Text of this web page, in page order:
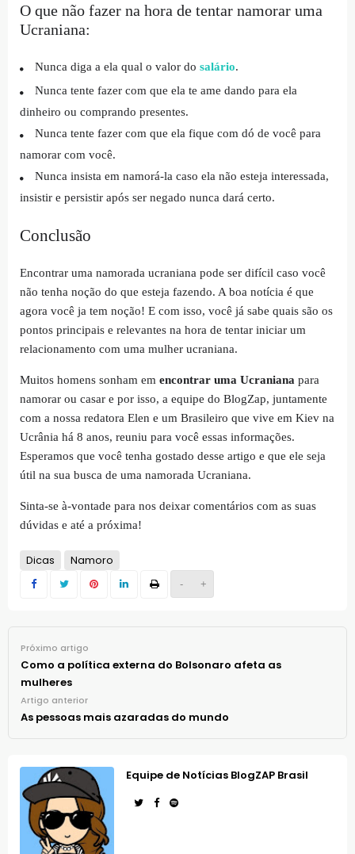
- +
O que não fazer na hora de tentar namorar uma
Ucraniana:
Nunca diga a ela qual o valor do salário.
Nunca tente fazer com que ela te ame dando para ela
dinheiro ou comprando presentes.
Nunca tente fazer com que ela fique com dó de você para
namorar com você.
Nunca insista em namorá-la caso ela não esteja interessada,
insistir e persistir após ser negado nunca dará certo.
Conclusão
Encontrar uma namorada ucraniana pode ser difícil caso você
não tenha noção do que esteja fazendo. A boa notícia é que
agora você ja tem noção! E com isso, você já sabe quais são os
pontos principais e relevantes na hora de tentar iniciar um
relacionamento com uma mulher ucraniana.
Muitos homens sonham em encontrar uma Ucraniana para
namorar ou casar e por isso, a equipe do BlogZap, juntamente
com a nossa redatora Elen e um Brasileiro que vive em Kiev na
Ucrânia há 8 anos, reuniu para você essas informações.
Esperamos que você tenha gostado desse artigo e que ele seja
útil na sua busca de uma namorada Ucraniana.
Sinta-se à-vontade para nos deixar comentários com as suas
dúvidas e até a próxima!
Dicas Namoro
Próximo artigo
Como a política externa do Bolsonaro afeta as
mulheres
Artigo anterior
As pessoas mais azaradas do mundo
Equipe de Notícias BlogZAP Brasil